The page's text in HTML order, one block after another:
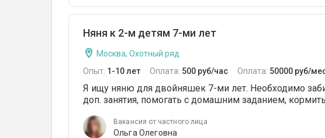
Няня к 2-м детям 7-ми лет
Москва, Охотный ряд
Опыт: 1-10 лет Оплата: 500 руб/час Оплата: 50000 руб/
Я ищу няню для двойняшек 7-ми лет. Необходимо
доп. занятия, помогать с домашним заданием,
Вакансия от частного лица
Ольга Олеговна